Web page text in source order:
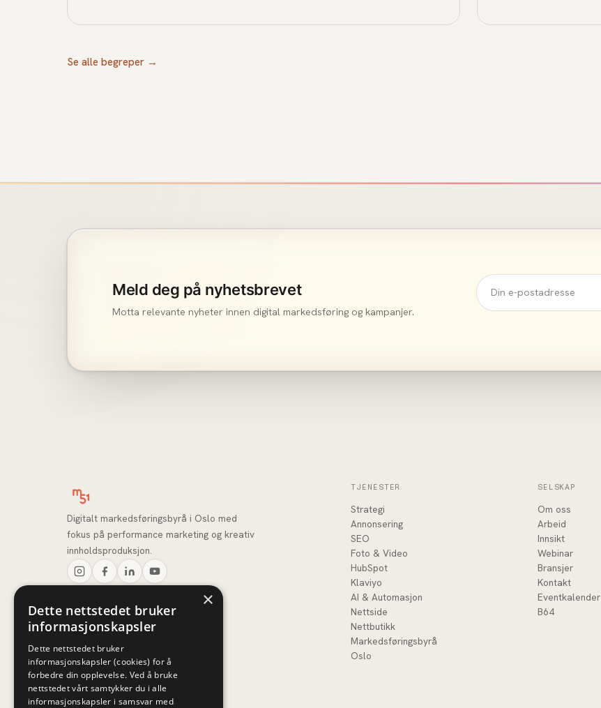
Se alle begreper →
Meld deg på nyhetsbrevet
Motta relevante nyheter innen digital markedsføring og kampanjer.
Digitalt markedsføringsbyrå i Oslo med
fokus på performance marketing og kreativ
innholdsproduksjon.
TJENESTER
Strategi
Annonsering
SEO
Foto & Video
HubSpot
Klaviyo
AI & Automasjon
Nettside
Nettbutikk
Markedsføringsbyrå
Oslo
SELSKAP
Om oss
Arbeid
Innsikt
Webinar
Bransjer
Kontakt
Eventkalender
B64
×
Dette nettstedet bruker
informasjonskapsler
Dette nettstedet bruker
informasjonskapsler (cookies) for å
forbedre din opplevelse. Ved å bruke
nettstedet vårt samtykker du i alle
informasjonskapsler i samsvar med